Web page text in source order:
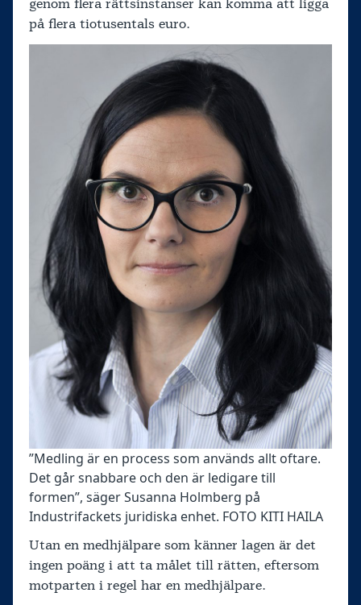
genom flera rättsinstanser kan komma att ligga
på flera tiotusentals euro.
”Medling är en process som används allt oftare.
Det går snabbare och den är ledigare till
formen”, säger Susanna Holmberg på
Industrifackets juridiska enhet. FOTO KITI HAILA
Utan en medhjälpare som känner lagen är det
ingen poäng i att ta målet till rätten, eftersom
motparten i regel har en medhjälpare.